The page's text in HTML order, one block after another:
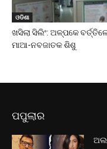
ଓଡିଶା
ଖସିଲା ସିଲିଂ: ଅଳ୍ପକେ
ମାଆ-ନବଜାତକ ଶିଶୁ
ପପୁଲାର